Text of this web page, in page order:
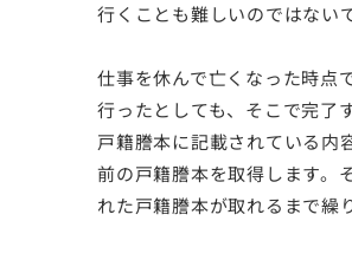
行くことも難しいのではない
仕事を休んで亡くなった時点
行ったとしても、そこで完了
戸籍謄本に記載されている内
前の戸籍謄本を取得します。
れた戸籍謄本が取れるまで繰